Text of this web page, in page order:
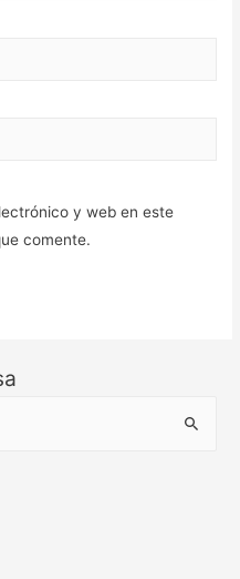
y web en este
comente.